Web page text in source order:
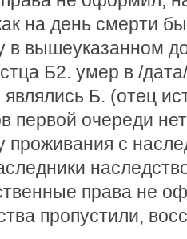
на день смерти
в вышеуказанном
Б2. умер в /
являлись Б. (отец
первой очереди
проживания с
права не
пропустили,